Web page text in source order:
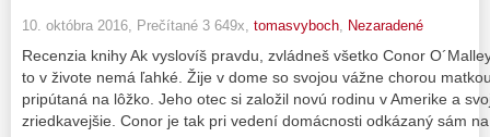
10. októbra 2016, Prečítané 3 649x, tomasvyboch Nezaradené
Recenzia knihy Ak vyslovíš pravdu, zvládneš všetko Conor
to v živote nemá ľahké. Žije v dome so svojou vážne chorou
pripútaná na lôžko. Jeho otec si založil novú rodinu v Amerike a
zriedkavejšie. Conor je tak pri vedení domácnosti odkázaný sám